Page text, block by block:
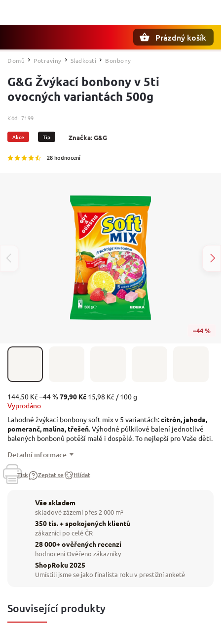
Prázdný košík
Domů / Potraviny / Sladkosti / Bonbony
G&G Žvýkací bonbony v 5ti
ovocných variantách 500g
Kód: 7199
Akce Tip
28 hodnocení
Značka:G&G
–44 %
144,50 Kč –44 %79,90 Kč 15,98 Kč / 100 g
Vyprodáno
Lahodné žvýkací bonbony soft mix v 5 variantách:citrón, jahoda,
pomeranč, malina, třešeň. Výhodné půlkilové balení jednotlivě
balených bonbonů potěší malé i dospělé. To nejlepší pro Vaše děti.
Detailní informace
Tisk Zeptat se Hlídat
Vše skladem
skladové zázemí přes 2 000 m²
350 tis. + spokojených klientů
zákazníci po celé ČR
28 000+ ověřených recenzí
hodnocení Ověřeno zákazníky
ShopRoku 2025
Umístili jsme se jako finalista roku v prestižní anketě
Související produkty